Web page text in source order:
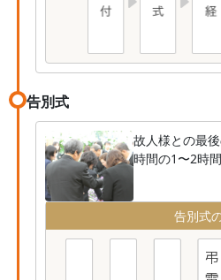
告別式
故人様との最
時間の1〜2時
告別式